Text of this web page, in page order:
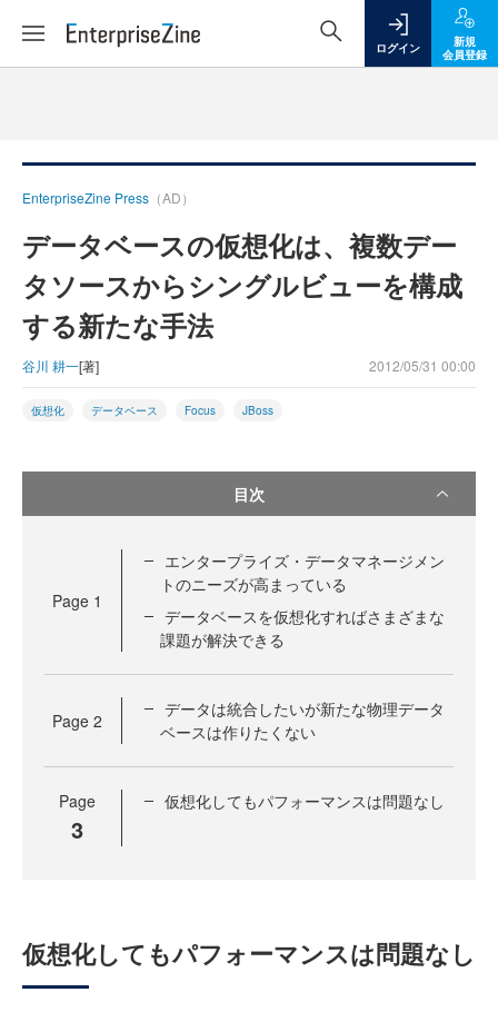
ログイン
新規
会員登録
EnterpriseZine Press （AD）
データベースの仮想化は、複数デー
タソースからシングルビューを構成
する新たな手法
谷川 耕一[著] 2012/05/31 00:00
仮想化 データベース Focus JBoss
目次
Page 1
エンタープライズ・データマネージメン
トのニーズが高まっている
データベースを仮想化すればさまざまな
課題が解決できる
Page 2
データは統合したいが新たな物理データ
ベースは作りたくない
Page
3
仮想化してもパフォーマンスは問題なし
仮想化してもパフォーマンスは問題なし